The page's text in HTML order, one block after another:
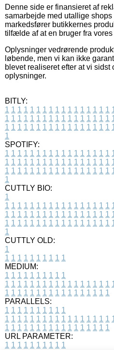
Denne side er finansieret af
samarbejde med utallige shops
markedsfører butikkernes
tilfælde af at en bruger fra
Oplysninger vedrørende
løbende, men vi kan ikke
blevet realiseret efter at vi sidst
oplysninger.
BITLY:
1 1 1 1 1 1 1 1 1 1 1 1 1 1 1 1 1
1 1 1 1 1 1 1 1 1 1 1 1 1 1 1 1 1
1 1 1 1 1 1 1 1 1 1 1 1 1 1 1 1 1
1
SPOTIFY:
1 1 1 1 1 1 1 1 1 1 1 1 1 1 1 1 1
1 1 1 1 1 1 1 1 1 1 1 1 1 1 1 1 1
1 1 1 1 1 1 1 1 1 1 1 1 1 1 1 1 1
1
CUTTLY BIO:
1
1 1 1 1 1 1 1 1 1 1 1 1 1 1 1 1 1
1 1 1 1 1 1 1 1 1 1 1 1 1 1 1 1 1
1 1 1 1 1 1 1 1 1 1 1 1 1 1 1 1 1
1
CUTTLY OLD:
1
1 1 1 1 1 1 1 1 1 1
MEDIUM:
1 1 1 1 1 1 1 1 1 1
1 1 1 1 1 1 1 1 1 1 1 1 1 1 1 1 1
1 1 1 1 1 1 1 1 1 1 1 1 1 1 1 1 1
PARALLELS:
1 1 1 1 1 1 1 1 1 1
1 1 1 1 1 1 1 1 1 1 1 1 1 1 1 1 1
1 1 1 1 1 1 1 1 1 1 1 1 1 1 1 1 1
URL PARAMETER:
1 1 1 1 1 1 1 1 1 1